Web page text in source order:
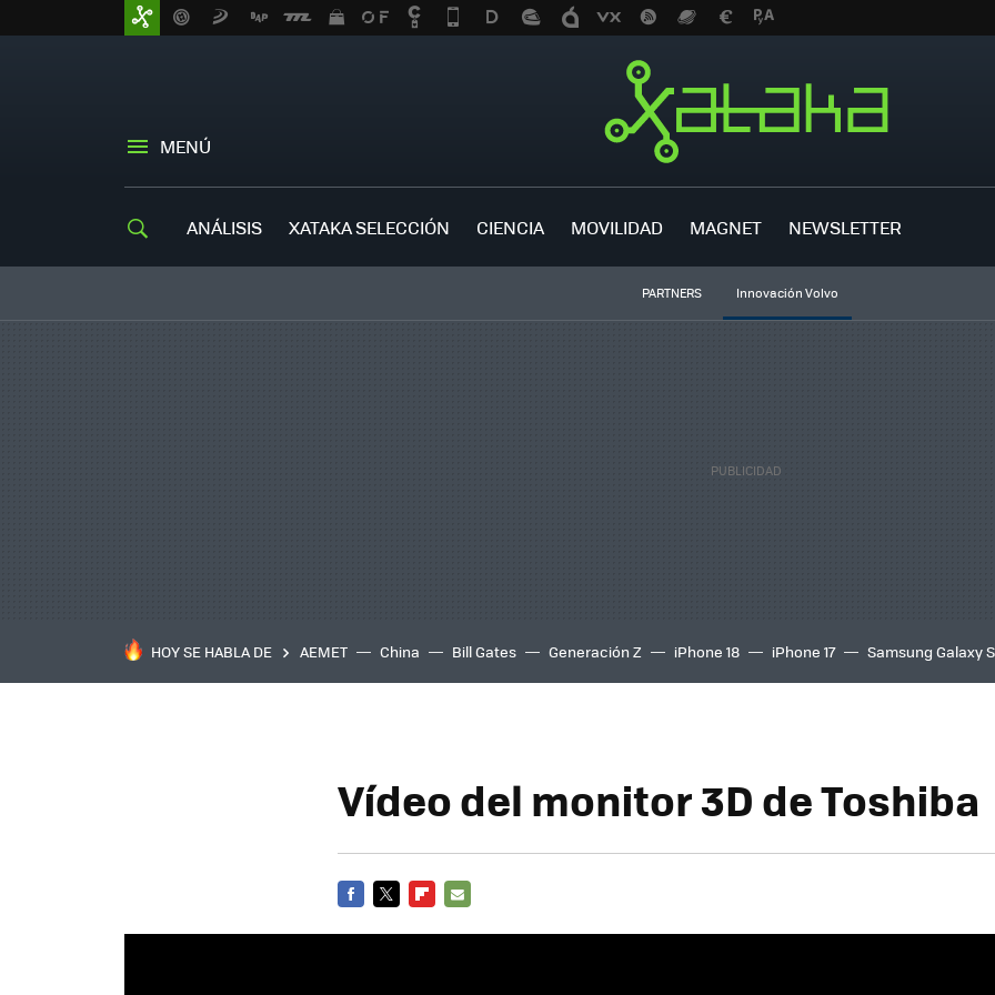
MENÚ
ANÁLISIS XATAKA SELECCIÓN CIENCIA MOVILIDAD MAGNET NEWSLETTER
PARTNERS Innovación Volvo
HOY SE HABLA DE AEMET China Bill Gates Generación Z iPhone 18 iPhone 17 Samsung Galaxy
Vídeo del monitor 3D de Toshiba